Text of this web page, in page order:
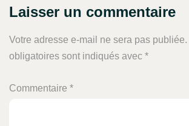
Laisser un commentaire
Votre adresse e-mail ne sera pas publiée.
obligatoires sont indiqués avec *
Commentaire *